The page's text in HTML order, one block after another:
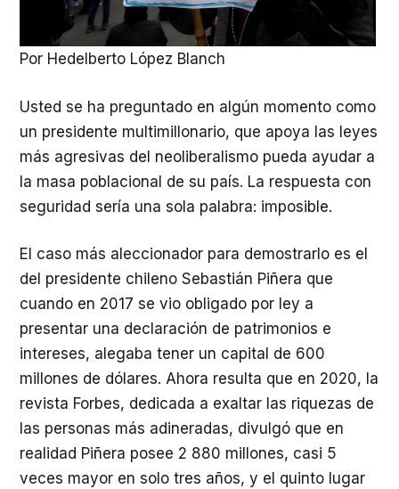
Por Hedelberto López Blanch
Usted se ha preguntado en algún momento como
un presidente multimillonario, que apoya las leyes
más agresivas del neoliberalismo pueda ayudar a
la masa poblacional de su país. La respuesta con
seguridad sería una sola palabra: imposible.
El caso más aleccionador para demostrarlo es el
del presidente chileno Sebastián Piñera que
cuando en 2017 se vio obligado por ley a
presentar una declaración de patrimonios e
intereses, alegaba tener un capital de 600
millones de dólares. Ahora resulta que en 2020, la
revista Forbes, dedicada a exaltar las riquezas de
las personas más adineradas, divulgó que en
realidad Piñera posee 2 880 millones, casi 5
veces mayor en solo tres años, y el quinto lugar